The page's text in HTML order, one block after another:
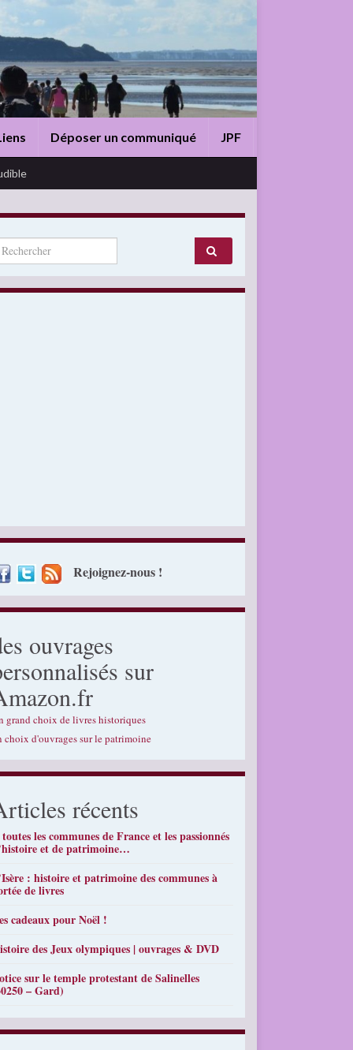
Déposer un communiqué JPF
for:
Rejoignez-nous !
ouvrages
sur
grand choix de livres historiques
choix d'ouvrages sur le patrimoine
récents
les communes de France et les passionnés
et de patrimoine…
: histoire et patrimoine des communes à
de livres
cadeaux pour Noël !
des Jeux olympiques | ouvrages & DVD
sur le temple protestant de Salinelles
– Gard)